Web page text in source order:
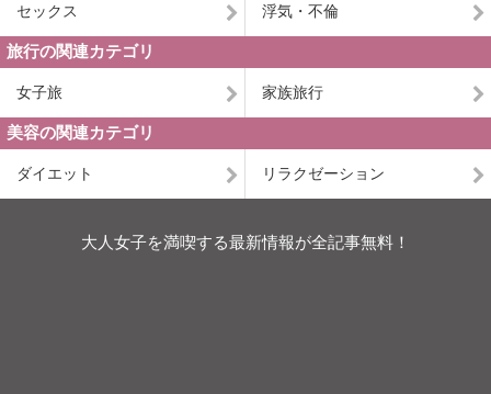
セックス 浮気・不倫
旅行の関連カテゴリ
女子旅 家族旅行
美容の関連カテゴリ
ダイエット リラクゼーション
大人女子を満喫する最新情報が全記事無料！